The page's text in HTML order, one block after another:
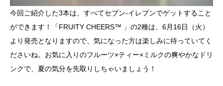
今回ご紹介した3本は、すべてセブン-イレブンでゲットすること
ができます！「FRUITY CHEERS™ 」の2種は、6月16日（火）
より発売となりますので、気になった方は楽しみに待っていてく
ださいね。お気に入りのフルーツ×ティー×ミルクの爽やかなドリ
ンクで、夏の気分を先取りしちゃいましょう！